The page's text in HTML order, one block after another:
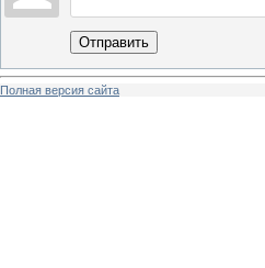
Отправить
Полная версия сайта